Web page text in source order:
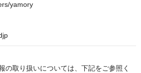
yamory
の取り扱いについては、下記をご参照く